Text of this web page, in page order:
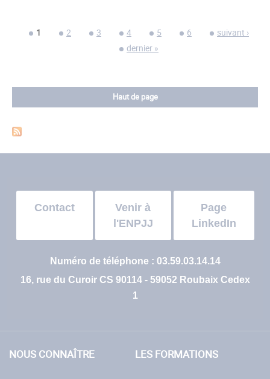
Pages
1 2 3 4 5 6
suivant ›
dernier »
Haut de page
Contact
Venir à
l'ENPJJ
Page
LinkedIn
Numéro de téléphone : 03.59.03.14.14
16, rue du Curoir CS 90114 - 59052 Roubaix Cedex
1
NOUS CONNAÎTRE LES FORMATIONS